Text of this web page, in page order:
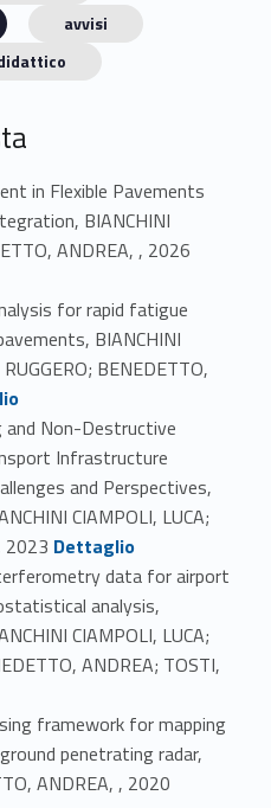
avvisi
in Flexible Pavements
BIANCHINI
ANDREA, , 2026
for rapid fatigue
BIANCHINI
BENEDETTO,
and Non-Destructive
Infrastructure
and Perspectives,
CIAMPOLI, LUCA;
2023 Link identifier #identifier_person_97698-3Dettaglio
data for airport
analysis,
CIAMPOLI, LUCA;
ANDREA; TOSTI,
framework for mapping
penetrating radar,
ANDREA, , 2020